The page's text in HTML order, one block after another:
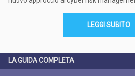
LEGGI SUBITO
LA GUIDA COMPLETA